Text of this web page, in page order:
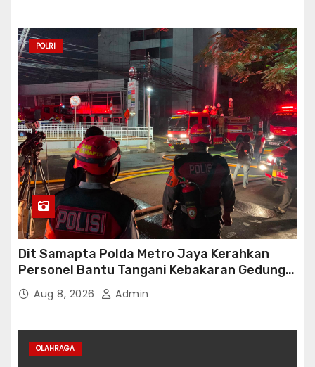
POLRI
Dit Samapta Polda Metro Jaya Kerahkan
Personel Bantu Tangani Kebakaran Gedung
Bapenda
Aug 8, 2026 Admin
OLAHRAGA